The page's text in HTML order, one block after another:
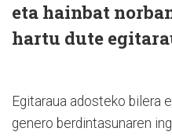
eta hainbat
hartu dute
Egitaraua adosteko bilera
genero berdintasunaren